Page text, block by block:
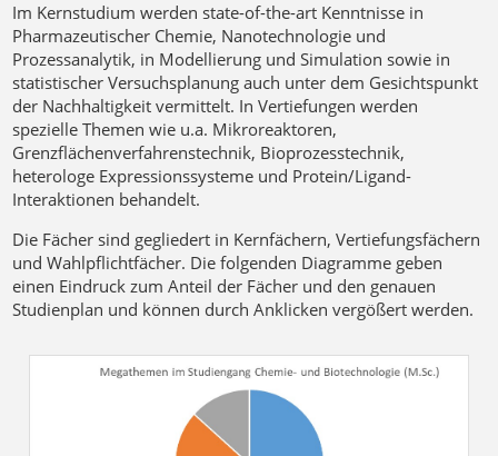
Im Kernstudium werden state-of-the-art Kenntnisse in
Pharmazeutischer Chemie, Nanotechnologie und
Prozessanalytik, in Modellierung und Simulation sowie in
statistischer Versuchsplanung auch unter dem Gesichtspunkt
der Nachhaltigkeit vermittelt. In Vertiefungen werden
spezielle Themen wie u.a. Mikroreaktoren,
Grenzflächenverfahrenstechnik, Bioprozesstechnik,
heterologe Expressionssysteme und Protein/Ligand-
Interaktionen behandelt.
Die Fächer sind gegliedert in Kernfächern, Vertiefungsfächern
und Wahlpflichtfächer. Die folgenden Diagramme geben
einen Eindruck zum Anteil der Fächer und den genauen
Studienplan und können durch Anklicken vergößert werden.